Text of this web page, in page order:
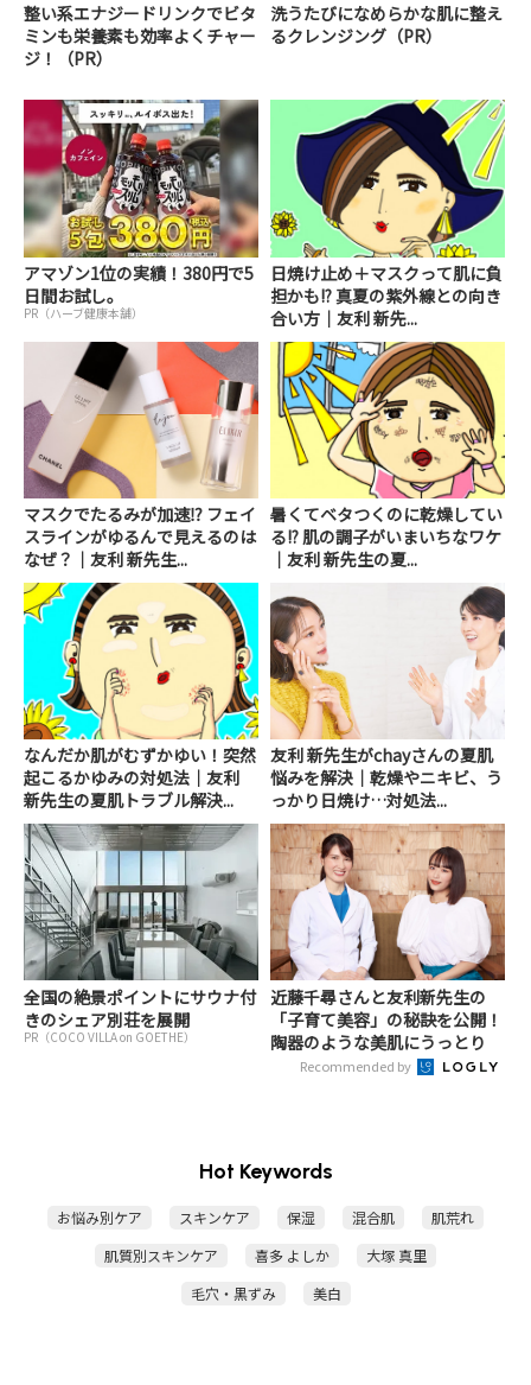
整い系エナジードリンクでビタ
ミンも栄養素も効率よくチャー
ジ！（PR）
洗うたびになめらかな肌に整え
るクレンジング（PR）
アマゾン1位の実績！380円で5
日間お試し。
PR（ハーブ健康本舗）
日焼け止め＋マスクって肌に負
担かも!? 真夏の紫外線との向き
合い方｜友利 新先...
マスクでたるみが加速⁉︎ フェイ
スラインがゆるんで見えるのは
なぜ？｜友利 新先生...
暑くてベタつくのに乾燥してい
る!? 肌の調子がいまいちなワケ
｜友利 新先生の夏...
なんだか肌がむずかゆい！突然
起こるかゆみの対処法｜友利
新先生の夏肌トラブル解決...
友利 新先生がchayさんの夏肌
悩みを解決｜乾燥やニキビ、う
っかり日焼け…対処法...
全国の絶景ポイントにサウナ付
きのシェア別荘を展開
PR（COCO VILLA on GOETHE）
近藤千尋さんと友利新先生の
「子育て美容」の秘訣を公開！
陶器のような美肌にうっとり
Recommended by
Hot Keywords
お悩み別ケア スキンケア 保湿 混合肌
肌荒れ
肌質別スキンケア
喜多 よしか
大塚 真里
毛穴・黒ずみ
美白